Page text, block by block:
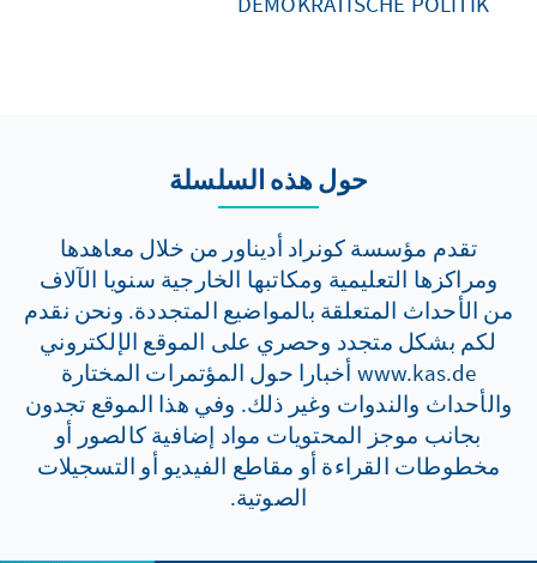
حول هذه السلسلة
تقدم مؤسسة كونراد أديناور من خلال معاهدها
ومراكزها التعليمية ومكاتبها الخارجية سنويا الآلاف
من الأحداث المتعلقة بالمواضيع المتجددة. ونحن نقدم
لكم بشكل متجدد وحصري على الموقع الإلكتروني
www.kas.de أخبارا حول المؤتمرات المختارة
والأحداث والندوات وغير ذلك. وفي هذا الموقع تجدون
بجانب موجز المحتويات مواد إضافية كالصور أو
مخطوطات القراءة أو مقاطع الفيديو أو التسجيلات
الصوتية.